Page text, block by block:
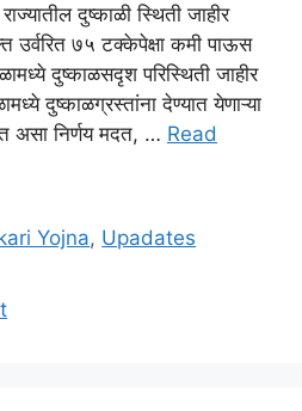
दुष्काळी स्थिती जाहीर
उर्वरित ७५ टक्केपेक्षा कमी पाऊस
दुष्काळसदृश परिस्थिती जाहीर
दुष्काळग्रस्तांना देण्यात येणाऱ्या
असा निर्णय मदत, … Read
Yojna, Upadates